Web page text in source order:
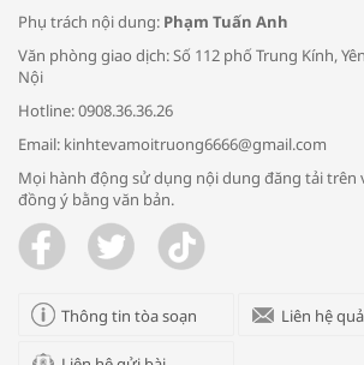
Bác sĩ tư vấn cách
đường hô hấp
Trao yêu thương cho
Phụ trách nội dung: Phạm Tuấn Anh
Văn phòng giao dịch: Số 112 phố Trung Kính,
Nội
Hotline: 0908.36.36.26
Email: kinhtevamoitruong6666@gmail.com
Mọi hành động sử dụng nội dung đăng tải trên
đồng ý bằng văn bản.
Thông tin tòa soạn Liên hệ